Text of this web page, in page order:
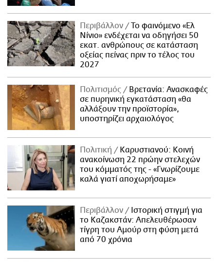
Περιβάλλον
Το φαινόμενο «Ελ
Νίνιο» ενδέχεται να οδηγήσει 50
εκατ. ανθρώπους σε κατάσταση
οξείας πείνας πριν το τέλος του
2027
Πολιτισμός
Βρετανία: Ανασκαφές
σε πυρηνική εγκατάσταση «θα
αλλάξουν την προϊστορία»,
υποστηρίζει αρχαιολόγος
Πολιτική
Καρυστιανού: Κοινή
ανακοίνωση 22 πρώην στελεχών
του κόμματός της - «Γνωρίζουμε
καλά γιατί αποχωρήσαμε»
Περιβάλλον
Ιστορική στιγμή για
το Καζακστάν: Απελευθέρωσαν
τίγρη του Αμούρ στη φύση μετά
από 70 χρόνια